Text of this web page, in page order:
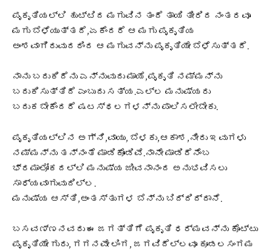
ಪೃಕೃತಿಯಲ್ಲಿ ಹುಟ್ಟಿದ ಮಗುವಿನ ತಂದೆ ತಾಯಿ ತೀರಿದ ನಂತರವೂ
ಮಗು ಬೆಳೆಯುತ್ತದೆ,ಏಕೆಂದರೆ ಆ ಮಗು ಪೃಕೃತಿಯ
ಅಂಶವಾಗಿರುವುದರಿಂದ ಆ ಮಗುವನ್ನು ಪೃಕೃತಿಯೇ ಬೆಳೆಸುತ್ತದೆ.
ನಾನು ಬದುಕಿದೆನು ಎನ್ನುವುದು ಮಾಯೆ,ಪೃಕೃತಿ ನಮ್ಮನ್ನು
ಬದುಕಿಸುತ್ತಿದೆ ಎಂಬುದು ಸತ್ಯ.ಎಲ್ಲ ಮನುಷ್ಯರು
ಬದುಕಬೇಕೆಂದರೆ ಷಟಸ್ಥಲಗಳನ್ನು ಪಾಲಿಸಲೇಬೇಕು.
ಪೃಕೃತಿಯಲ್ಲಿನ ಅಗ್ನಿ,ವಾಯು, ಬೆಳಕು,ಆಕಾಶ,ನೀರು ಇವುಗಳು
ನಮ್ಮನ್ನು ತನ್ನಂತೆ ಮಾಡಿಕೊಂಡಿವೆ.ನಾನೇ ಮಾಡಿದೆನೆಂಬ
ಭ್ರಮಾಲೋಕದಲ್ಲಿ ಮನುಷ್ಯ ಜೀವನಾನಂದ ಅನುಭವಿಸಲು
ಸಾಧ್ಯವಾಗುವುದಿಲ್ಲ.
ಮನುಷ್ಯ ಆಸ್ತಿ,ಅಂತಸ್ತುಗಳ ಬೆನ್ನು ಬಿದ್ದಿದ್ದಾನೆ.
ಬಸವಣ್ಣನವರು ಈ ಜಗತ್ತಿಗೆ ಪೃಕೃತಿ ಧರ್ಮವನ್ನು ಕೊಟ್ಟು
ಪೃಕೃತಿಯೇ ಗುರು, ಗಗನವೇ ಲಿಂಗ, ಜಗವಿದೆಲ್ಲವೂ ಕೂಡಲಸಂಗಮ